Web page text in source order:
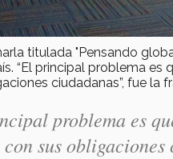
titulada "Pensando
“El principal problema
ciudadanas”, fue la
problema es
sus obligaciones